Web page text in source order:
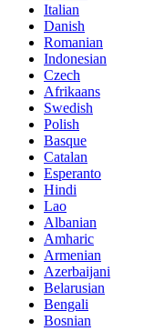
Italian
Danish
Romanian
Indonesian
Czech
Afrikaans
Swedish
Polish
Basque
Catalan
Esperanto
Hindi
Lao
Albanian
Amharic
Armenian
Azerbaijani
Belarusian
Bengali
Bosnian